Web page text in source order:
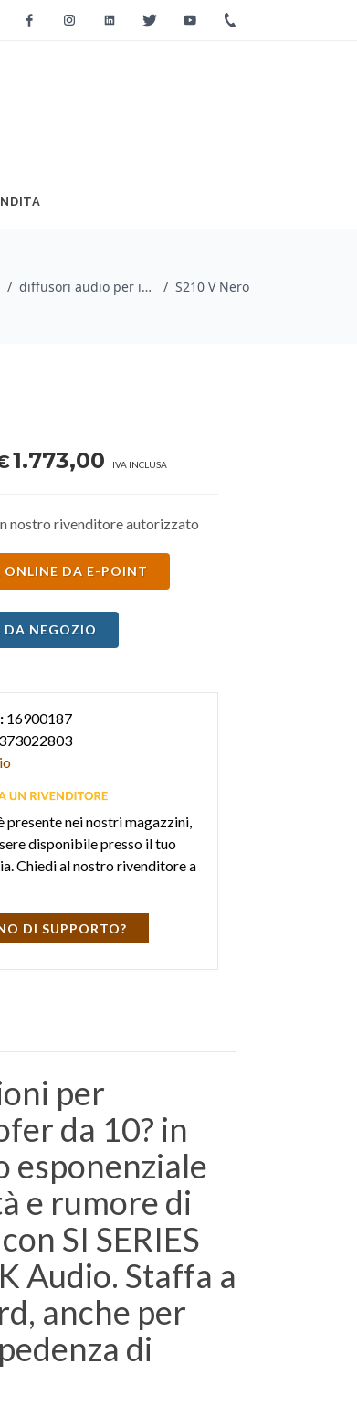
FacebookInstagramLinkedinTwitter Youtube
/ diffusori audio per installazioni / HK Audio / S210 V Nero
1.773,00 IVA INCLUSA
nostro rivenditore autorizzato
ONLINE DA E-POINT
DA NEGOZIO
16900187
presente nei nostri magazzini,
disponibile presso il tuo
Chiedi al nostro rivenditore a
DI SUPPORTO?
per
da 10? in
esponenziale
e rumore di
SI SERIES
Audio. Staffa a
anche per
di